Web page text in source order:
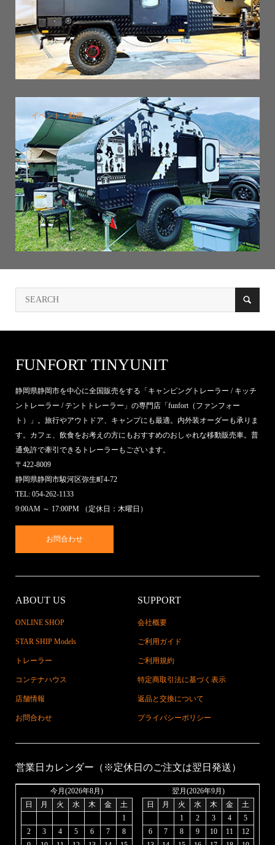
イベント・動画
FUNFORT TINYUNIT
静岡県静岡市を中心に全国販売をする「キャンピングトレーラー / キッチ
ントレーラー / テントトレーラー」の専門店「funfort（ファンフォー
ト）」。旅行やアウトドア、キャンプにも最適。内外装オーダーも承りま
す。カフェ、飲食をお考えの方にもおすすめのおしゃれな移動販売車。普
通免許で牽引できるトレーラーもございます。
〒422-8009
静岡県静岡市駿河区弥生町4-72
TEL: 054-262-1133
9:00AM ～ 17:00PM （定休日：木曜日）
お問合わせ
ABOUT US
ONLINE SHOP
STAR SHIP Models
トレーラー
コンテナハウス
店舗情報
お問合わせ
SUPPORT
会社概要
ご利用ガイド
ご利用規約
特定商取引法に基づく表示
返品と交換について
プライバシーポリシー
営業日カレンダー（※定休日のご注文は翌日発送）
今月(2026年8月)
日
月 火 水 木 金
土
1
2
3 4 5 6 7
8
翌月(2026年9月)
日
月 火 水 木 金
土
1
2 3 4
5
6
7 8 9 10 11
12